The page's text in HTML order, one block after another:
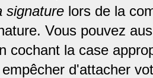
signature lors de la
Vous pouvez
cochant la case
d'attacher